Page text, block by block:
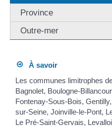
Province
Outre-mer
À savoir
Les communes limitrophes
Bagnolet, Boulogne-
Fontenay-Sous-Bois,
sur-Seine, Joinville-le-Pont,
Le Pré-Saint-Gervais,